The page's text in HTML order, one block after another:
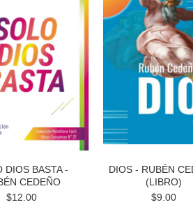
DIOS BASTA -
CEDEÑO
$12.00
DIOS - RUBÉN
(LIBRO)
$9.00